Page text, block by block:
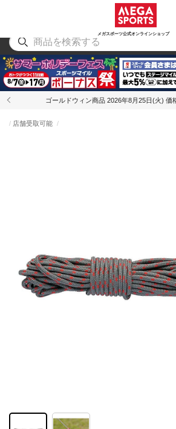
メガスポーツ公式オンラインショップ
アウトドア
ゴールドウィン商品 2026年8月25日(火) 価
店舗受取可能